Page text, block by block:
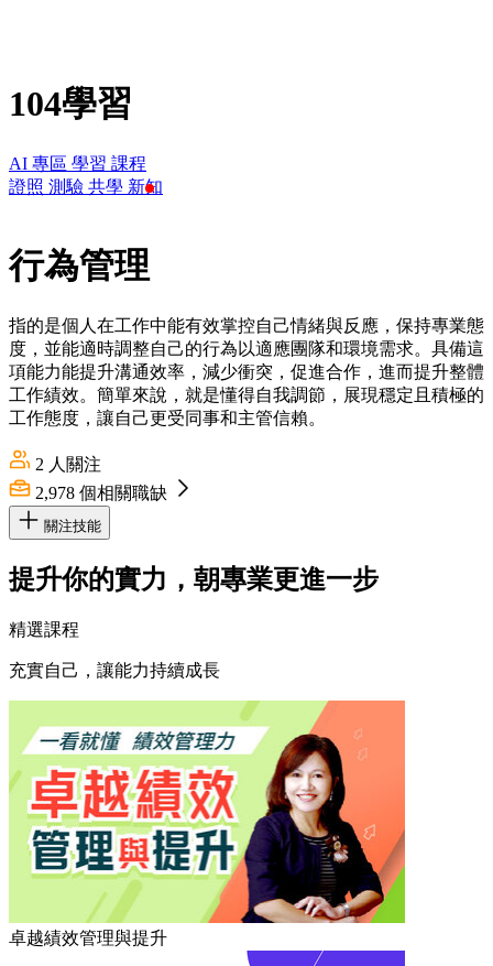
104學習
AI 專區 學習 課程
證照 測驗 共學 新知
行為管理
指的是個人在工作中能有效掌控自己情緒與反應，保持專業態
度，並能適時調整自己的行為以適應團隊和環境需求。具備這
項能力能提升溝通效率，減少衝突，促進合作，進而提升整體
工作績效。簡單來說，就是懂得自我調節，展現穩定且積極的
工作態度，讓自己更受同事和主管信賴。
2 人關注
2,978 個相關職缺
關注技能
提升你的實力，朝專業更進一步
精選課程
充實自己，讓能力持續成長
卓越績效管理與提升